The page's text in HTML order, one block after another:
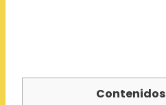
Contenidos